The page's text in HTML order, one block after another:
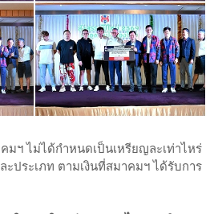
มฯ ไม่ได้กำหนดเป็นเหรียญละเท่าไหร่
ประเภท ตามเงินที่สมาคมฯ ได้รับการ